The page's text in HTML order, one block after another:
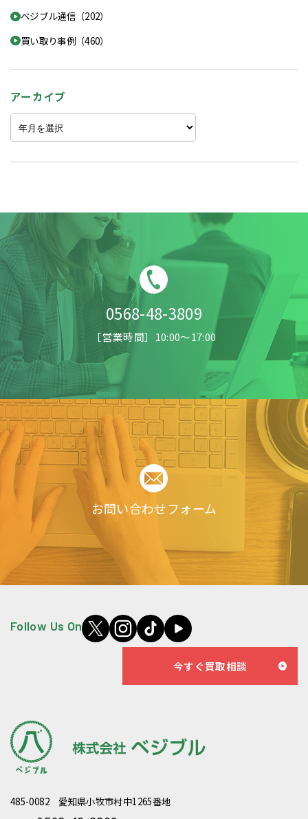
ベジブル通信（202）
買い取り事例（460）
アーカイブ
0568-48-3809
［営業時間］10:00〜17:00
お問い合わせフォーム
Follow Us On
今すぐ買取相談
485-0082 愛知県小牧市村中1265番地